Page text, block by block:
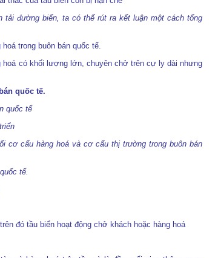
đường biển, ta có thể rút ra kết luận một cách tổng
trong buôn bán quốc tế.
có khối lượng lớn, chuyên chở trên cự ly dài nhưng
quốc tế.
quốc tế
cơ cấu hàng hoá và cơ cấu thị trường trong buôn bán
tế.
đó tầu biển hoạt động chở khách hoặc hàng hoá